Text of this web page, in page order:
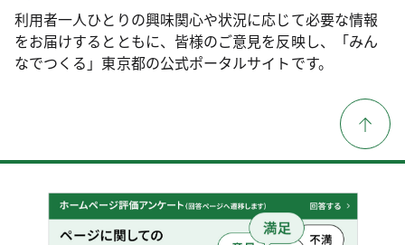
利用者一人ひとりの興味関心や状況に応じて必要な情報
をお届けするとともに、皆様のご意見を反映し、「みん
なでつくる」東京都の公式ポータルサイトです。